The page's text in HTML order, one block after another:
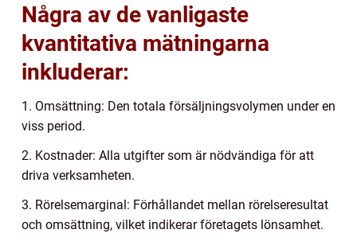
Några av de vanligaste
kvantitativa mätningarna
inkluderar:
1. Omsättning: Den totala försäljningsvolymen under en
viss period.
2. Kostnader: Alla utgifter som är nödvändiga för att
driva verksamheten.
3. Rörelsemarginal: Förhållandet mellan rörelseresultat
och omsättning, vilket indikerar företagets lönsamhet.